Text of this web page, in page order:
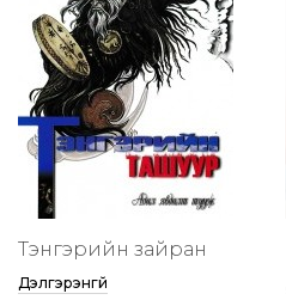
Тэнгэрийн зайран
Дэлгэрэнгүй